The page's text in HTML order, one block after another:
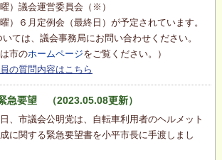
議会運営委員会（※）
６月定例会（最終日）が予定されています。
ては、議会事務局にお問い合わせください。
市のホームページをご覧ください。）
の質問内容はこちら
急要望 （2023.05.08更新）
、市議会公明党は、自転車利用者のヘルメット
に関する緊急要望書を小平市長に手渡しまし